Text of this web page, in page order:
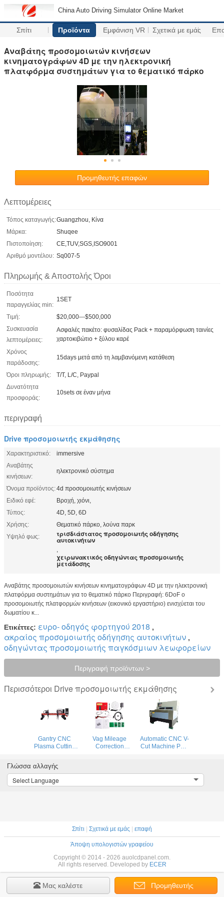
China Auto Driving Simulator Online Market
Σπίτι Προϊόντα Εμφάνιση VR Σχετικά με εμάς
Αναβάτης προσομοιωτών κινήσεων
κινηματογράφων 4D με την ηλεκτρονική
πλατφόρμα συστημάτων για το θεματικό πάρκο
Προμηθευτής επαφών
Λεπτομέρειες
Τόπος καταγωγής:Guangzhou, Κίνα
Μάρκα:
Shuqee
Πιστοποίηση:
CE,TUV,SGS,ISO9001
Αριθμό μοντέλου: Sq007-5
Πληρωμής & Αποστολής Όροι
Ποσότητα
παραγγελίας min:
1SET
Τιμή:
$20,000---$500,000
Συσκευασία
λεπτομέρειες:
Ασφαλές πακέτο: φυσαλίδας Pack + παραμόρφωση ταινίες
χαρτοκιβώτιο + ξύλου καρέ
Χρόνος
παράδοσης:
15days μετά από τη λαμβανόμενη κατάθεση
Όροι πληρωμής:
T/T, L/C, Paypal
Δυνατότητα
προσφοράς:
10sets σε έναν μήνα
περιγραφή
Drive προσομοιωτής εκμάθησης
Χαρακτηριστικό:
immersive
Αναβάτης
κινήσεων:
ηλεκτρονικό σύστημα
Όνομα προϊόντος:4d προσομοιωτής κινήσεων
Ειδικό εφέ:
Βροχή, χιόνι,
Τύπος:
4D, 5D, 6D
Χρήσης:
Θεματικό πάρκο, λούνα παρκ
Υψηλό φως:
τρισδιάστατος προσομοιωτής οδήγησης
αυτοκινήτων
,
χειρωνακτικός οδηγώντας προσομοιωτής
μετάδοσης
Αναβάτης προσομοιωτών κινήσεων κινηματογράφων 4D με την ηλεκτρονική
πλατφόρμα συστημάτων για το θεματικό πάρκο Περιγραφή: 6DoF ο
προσομοιωτής πλατφορμών κινήσεων (εικονικό εργαστήριο) ενισχύεται του
δωματίου κ...
Ετικέττες: ευρο- οδηγός φορτηγού 2018 ,
ακραίος προσομοιωτής οδήγησης αυτοκινήτων ,
οδηγώντας προσομοιωτής παγκόσμιων λεωφορείων
Περιγραφή προϊόντων >
Περισσότεροι Drive προσομοιωτής εκμάθησης
Gantry CNC
Plasma Cutting
machine for steel
plate
Vag Mileage
Correction
Mileage
Automatic CNC V-
Cut Machine PCB
Μας καλέστε Προμηθευτής
Γλώσσα αλλαγής
Select Language
Σπίτι | Σχετικά με εμάς | επαφή
Άποψη υπολογιστών γραφείου
Copyright © 2014 - 2026 auolcdpanel.com.
All rights reserved. Developed by ECER